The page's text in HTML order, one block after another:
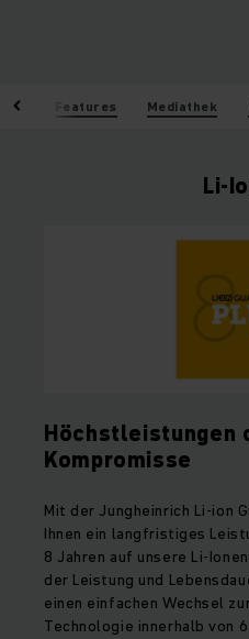
Features Mediathek
Li-
Höchstleistungen
Kompromisse
Mit der Jungheinrich Li-ion
Ihnen ein langfristiges
8 Jahren auf unsere Li-
der Leistung und
einen einfachen Wechsel
Technologie innerhalb von